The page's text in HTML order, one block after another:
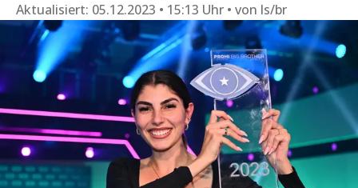
Aktualisiert: 05.12.2023 • 15:13 Uhr von ls/br